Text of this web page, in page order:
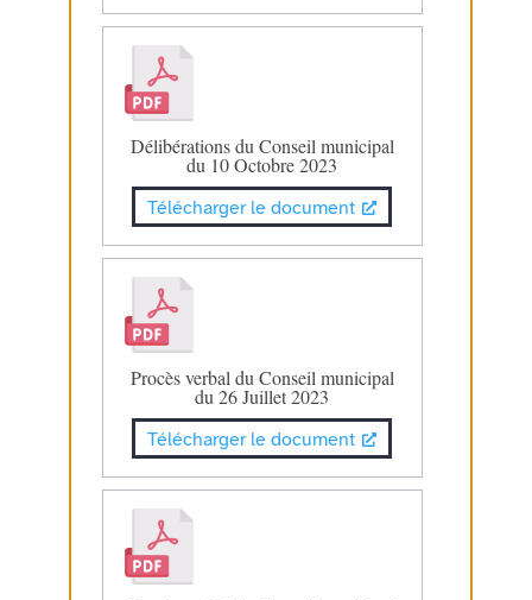
Délibérations du Conseil municipal
du 10 Octobre 2023
Télécharger le document
Procès verbal du Conseil municipal
du 26 Juillet 2023
Télécharger le document